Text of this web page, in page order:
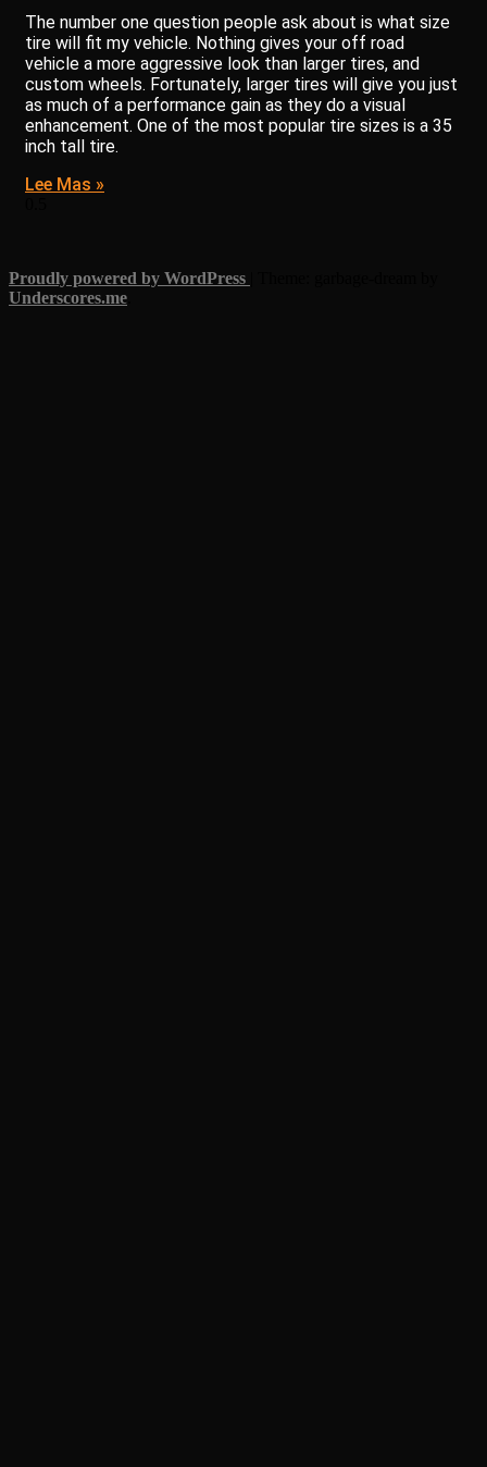
The number one question people ask about is what size
tire will fit my vehicle. Nothing gives your off road
vehicle a more aggressive look than larger tires, and
custom wheels. Fortunately, larger tires will give you just
as much of a performance gain as they do a visual
enhancement. One of the most popular tire sizes is a 35
inch tall tire.
Lee Mas »
Proudly powered by WordPress
Underscores.me